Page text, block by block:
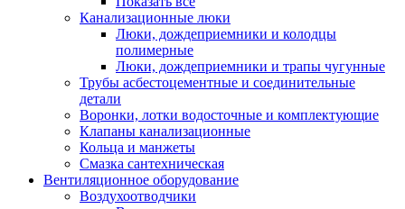
Канализационные люки
Люки, дождеприемники и колодцы
полимерные
Люки, дождеприемники и трапы чугунные
Трубы асбестоцементные и соединительные
детали
Воронки, лотки водосточные и комплектующие
Клапаны канализационные
Кольца и манжеты
Смазка сантехническая
Вентиляционное оборудование
Воздухоотводчики